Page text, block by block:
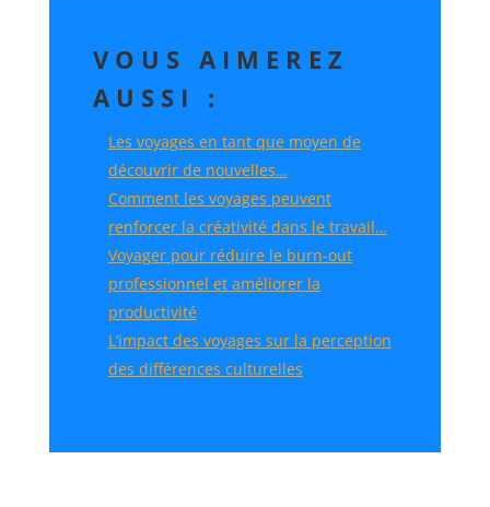
VOUS AIMEREZ
AUSSI :
Les voyages en tant que moyen de
découvrir de nouvelles…
Comment les voyages peuvent
renforcer la créativité dans le travail…
Voyager pour réduire le burn-out
professionnel et améliorer la
productivité
L’impact des voyages sur la perception
des différences culturelles